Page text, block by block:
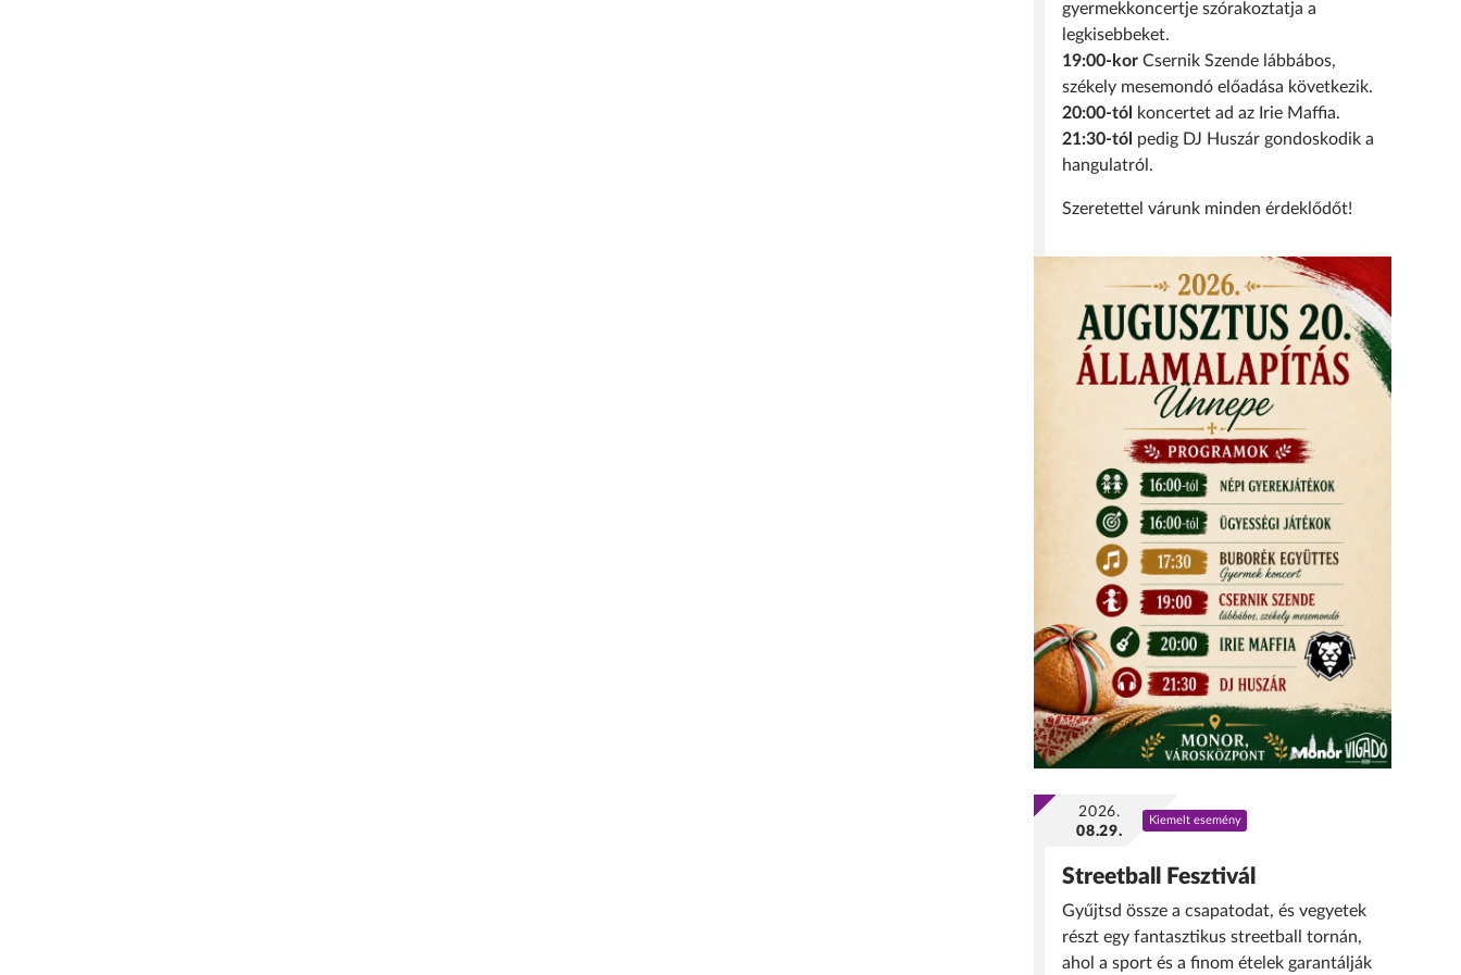
gyermekkoncertje szórakoztatja a
legkisebbeket.
19:00-kor Csernik Szende lábbábos,
székely mesemondó előadása következik.
20:00-tól
koncertet ad az Irie Maffia.
21:30-tól pedig DJ Huszár gondoskodik a
hangulatról.
Szeretettel várunk minden érdeklődőt!
2026.
08.29.
Kiemelt esemény
Streetball Fesztivál
Gyűjtsd össze a csapatodat, és vegyetek
részt egy fantasztikus streetball tornán,
ahol a sport és a finom ételek garantálják